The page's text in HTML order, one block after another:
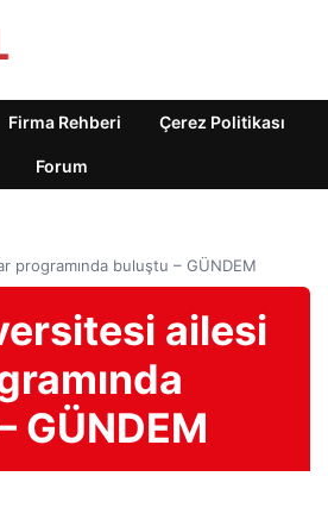
Firma Rehberi Çerez Politikası
Forum
programında buluştu – GÜNDEM
ailesi
GÜNDEM